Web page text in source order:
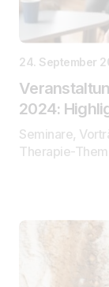
24. September
2024:
Seminare,
Therapie-